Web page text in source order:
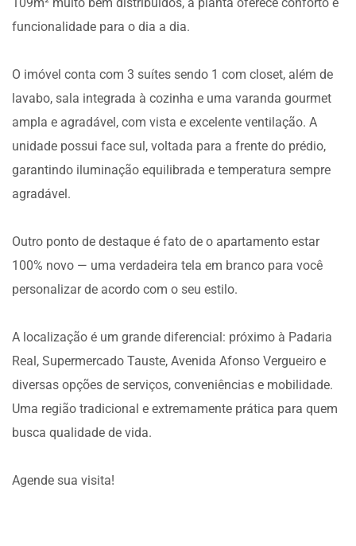
funcionalidade para o dia a dia.
O imóvel conta com 3 suítes sendo 1 com closet, além de
lavabo, sala integrada à cozinha e uma varanda gourmet
ampla e agradável, com vista e excelente ventilação. A
unidade possui face sul, voltada para a frente do prédio,
garantindo iluminação equilibrada e temperatura sempre
agradável.
Outro ponto de destaque é fato de o apartamento estar
100% novo — uma verdadeira tela em branco para você
personalizar de acordo com o seu estilo.
A localização é um grande diferencial: próximo à Padaria
Real, Supermercado Tauste, Avenida Afonso Vergueiro e
diversas opções de serviços, conveniências e mobilidade.
Uma região tradicional e extremamente prática para quem
busca qualidade de vida.
Agende sua visita!